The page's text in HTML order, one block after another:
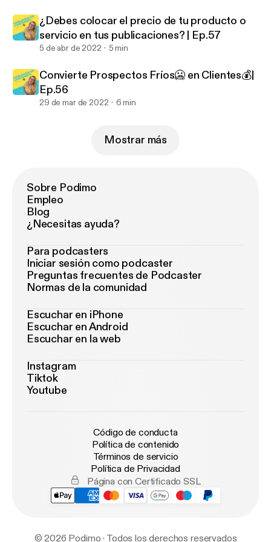
¿Debes colocar el precio de tu producto o
servicio en tus publicaciones? | Ep.57
5 de abr de 2022 5 min
Convierte Prospectos Fríos🥶 en Clientes💰|
Ep.56
29 de mar de 2022 6 min
Mostrar más
Sobre Podimo
Empleo
Blog
¿Necesitas ayuda?
Para podcasters
Iniciar sesión como podcaster
Preguntas frecuentes de Podcaster
Normas de la comunidad
Escuchar en iPhone
Escuchar en Android
Escuchar en la web
Instagram
Tiktok
Youtube
Código de conducta
Política de contenido
Términos de servicio
Política de Privacidad
Página con Certificado SSL
© 2026 Podimo · Todos los derechos reservados